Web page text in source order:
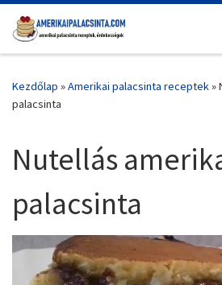
Skip to content
Kezdőlap »Amerikai palacsinta receptek»
palacsinta
Nutellás
palacsinta